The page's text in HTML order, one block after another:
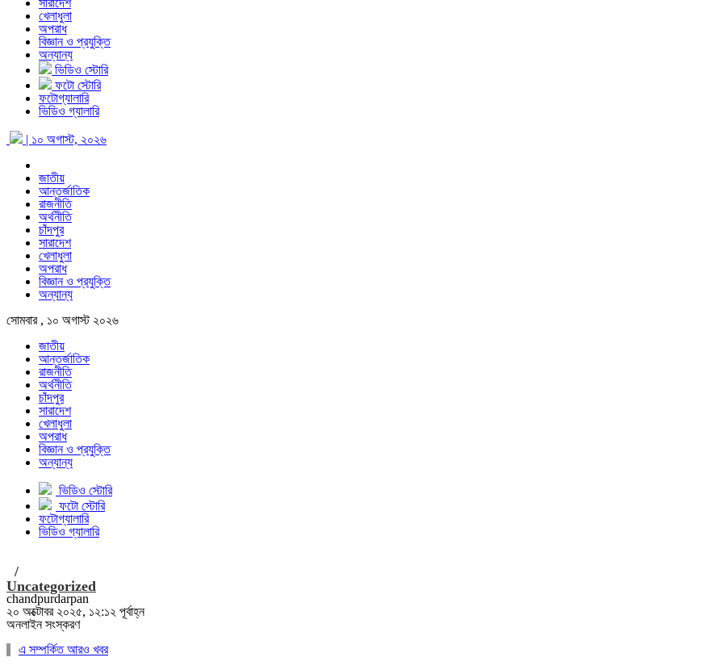
সারাদেশ
খেলাধুলা
অপরাধ
বিজ্ঞান ও প্রযুক্তি
অন্যান্য
ভিডিও স্টোরি
ফটো স্টোরি
ফটোগ্যালারি
ভিডিও গ্যালারি
| ১০ অগাস্ট, ২০২৬
জাতীয়
আন্তর্জাতিক
রাজনীতি
অর্থনীতি
চাঁদপুর
সারাদেশ
খেলাধুলা
অপরাধ
বিজ্ঞান ও প্রযুক্তি
অন্যান্য
সোমবার , ১০ অগাস্ট ২০২৬
জাতীয়
আন্তর্জাতিক
রাজনীতি
অর্থনীতি
চাঁদপুর
সারাদেশ
খেলাধুলা
অপরাধ
বিজ্ঞান ও প্রযুক্তি
অন্যান্য
ভিডিও স্টোরি
ফটো স্টোরি
ফটোগ্যালারি
ভিডিও গ্যালারি
/
Uncategorized
chandpurdarpan
২০ অক্টোবর ২০২৫, ১২:১২ পূর্বাহ্ন
অনলাইন সংস্করণ
এ সম্পর্কিত আরও খবর